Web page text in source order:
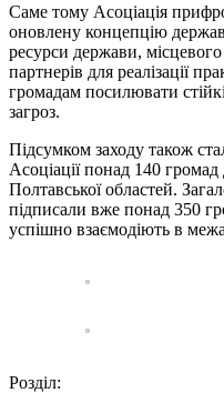
Саме тому Асоціація
оновлену концепцію
ресурси держави,
партнерів для реалізації
громадам посилювати
загроз.
Підсумком заходу також
Асоціації понад 140
Полтавської областей.
підписали вже понад 350
успішно взаємодіють в
Розділ: